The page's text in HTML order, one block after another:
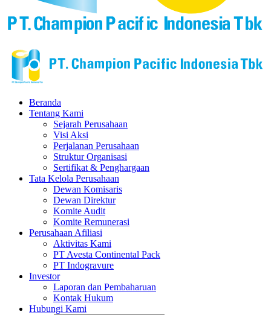
Beranda
Tentang Kami
Sejarah Perusahaan
Visi Aksi
Perjalanan Perusahaan
Struktur Organisasi
Sertifikat & Penghargaan
Tata Kelola Perusahaan
Dewan Komisaris
Dewan Direktur
Komite Audit
Komite Remunerasi
Perusahaan Afiliasi
Aktivitas Kami
PT Avesta Continental Pack
PT Indogravure
Investor
Laporan dan Pembaharuan
Kontak Hukum
Hubungi Kami